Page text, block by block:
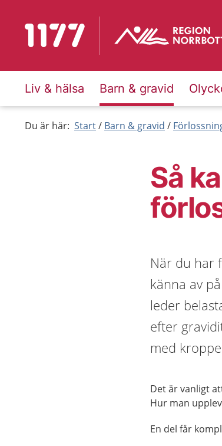
Till startsidan för 1177
Liv & hälsa Barn & gravid
Du är här: Start Barn & gravid
Så
När du har
känna av
leder
efter
med
Det är vanligt
Hur man
En del får